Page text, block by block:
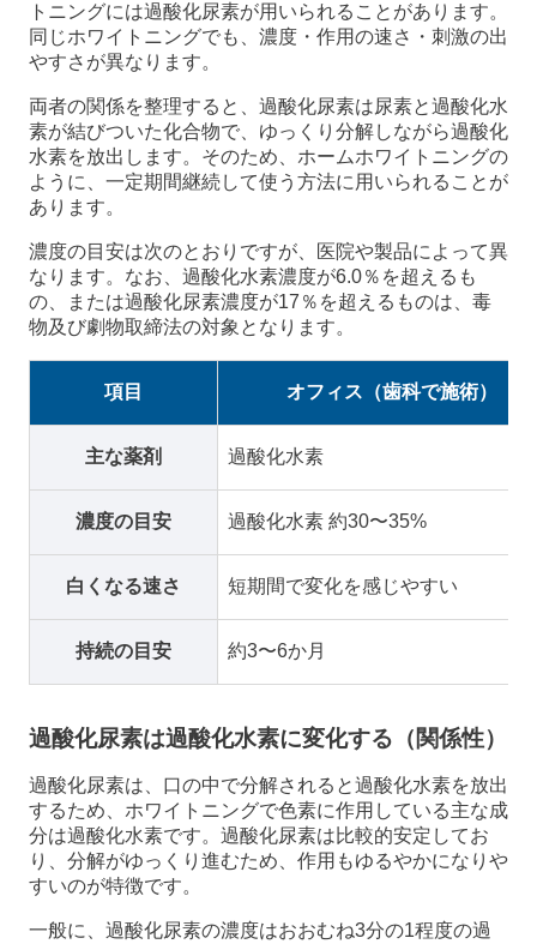
トニングには過酸化尿素が用いられることがあります。
同じホワイトニングでも、濃度・作用の速さ・刺激の出
やすさが異なります。
両者の関係を整理すると、過酸化尿素は尿素と過酸化水
素が結びついた化合物で、ゆっくり分解しながら過酸化
水素を放出します。そのため、ホームホワイトニングの
ように、一定期間継続して使う方法に用いられることが
あります。
濃度の目安は次のとおりですが、医院や製品によって異
なります。なお、過酸化水素濃度が6.0％を超えるも
の、または過酸化尿素濃度が17％を超えるものは、毒
物及び劇物取締法の対象となります。
項目 オフィス（歯科で施術）
主な薬剤 過酸化水素
濃度の目安 過酸化水素 約30〜35%
白くなる速さ 短期間で変化を感じやすい
持続の目安 約3〜6か月
過酸化尿素は過酸化水素に変化する（関係性）
過酸化尿素は、口の中で分解されると過酸化水素を放出
するため、ホワイトニングで色素に作用している主な成
分は過酸化水素です。過酸化尿素は比較的安定してお
り、分解がゆっくり進むため、作用もゆるやかになりや
すいのが特徴です。
一般に、過酸化尿素の濃度はおおむね3分の1程度の過